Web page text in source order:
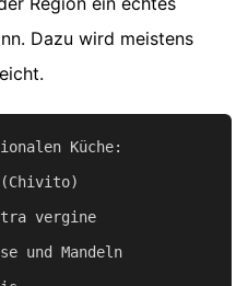
Dazu wird meistens
Küche:
vergine
und Mandeln